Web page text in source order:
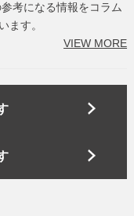
考になる情報をコラム
ます。
VIEW MORE